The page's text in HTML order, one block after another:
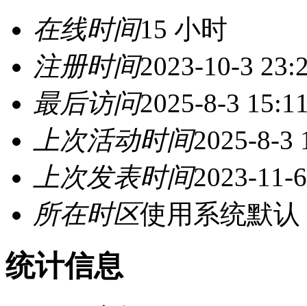
在线时间15 小时
注册时间2023-10-3
最后访问2025-8-3
上次活动时间2025-8-3
上次发表时间2023-11-
所在时区使用系统默认
统计信息